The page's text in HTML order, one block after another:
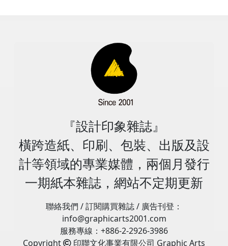
屆FINAT歐洲標籤論壇上，人們發現，幾十年來標籤的浪
費一直是標籤產業面臨之挑戰。每年，有數百萬噸標籤廢
棄物被送往垃圾掩埋場和焚化爐，CELAB等回收計劃可減
少標籤浪費。但對於我們的產業和地球來說，最好的解決
方案是最終完全消除內襯。特別是在食品領域，設計師和
國際健康和安全立法將要求標籤上留出空間。這將鼓勵在
透明容器基材上使用多層傳單標籤和透明薄膜標籤，使產
品具有「無標籤」外觀，並使標籤背面印刷成為可能。標
籤印刷體現數位科技在日常生活中的重要角色。 2024年5
月28日至6月7日，drupa展會的參展商將在杜塞道夫展館
聚集，展示用於標籤生產的新型印刷和印後系統，參觀者
動化和互連性，從節省成本的話題變成工業生存的必需
品，現今標籤印刷過程的自動化和數位化是必備要素 ●圖
5：針對酒瓶上的標籤，自黏標籤製造商正在研究和開發
直如此。數位印刷機的受歡迎程度排在後兩位，如表6所
示，分析市場領域時發現更高的多樣性，表明出色的產品
系列和市場條件變化共同決定最佳投資選擇。 供應商的資
本支出相對持平，淨差值僅為+4%。然而，所有市場都看
好2024年(+24%)，尤其是功能性市場。首選目標是建立銷
越依賴多元化來創造增長，但是隨著交易在新冠疫情後恢
復到更正常的模式，變化速度較慢。 社會經濟問題在所有
區域都比以往任何時候更加突出，經濟衰退的風險是首要
關注點(47%)，將新冠疫情的影響擠到了第二位(41%)。然
而，除了前兩個問題之外，在幾乎所有地區都存在重大差
異。例如，南美洲暨中美洲印刷商擔心政治不穩定
關注環境問題(33%)，亞洲印刷商擔心貿易戰(23%)，北美
印刷商擔心生活水準(32%)。而部分印刷商(43%)認為市場
力量更重要，而還有部分印刷商(46%)認為社會經濟力量
體的解決方案。 drupa 2024將成為行業專業人士不容錯
過的盛會，關於Heidelberg更多展覽消息可至專屬網頁。
https://drupa.heidelberg.com/en?
期間：2024年5月28日星期二～2024年6月7日星期五（共
11天） 營業時間：10:00至18:00（週六、週日10:00至
https://www.heidelberg.com/tw/zh/index.jsp
複雜的細節。該公司對高端裝飾的潛力感到興奮。 談到
TX500，Van Gaever 指出：「我們最初為紙質軟包裝市場
開發這項技術，因為對無塑膠包裝的需求不斷增長。」
「但我們很快意識到它還具有其他功能，這就是為什麼我
們已經在紙杯印刷、食品相關的耐用標籤以及壁紙印刷中
成功實施了這項技術，因此它是一種非常有用的技術。 ，
非常有前途的技術。」 Xeikon的 LX3000 五色標籤印刷機
將在「Lion」區展示。它是Xeikon最快的乾碳粉印刷機，
運行速度為 42m/min，並使用賽康的新型 Eco 碳粉。
Van Gaever 表示：「它是可持續的，由超過60% 的回收
PET 組成，不含PPA、PFAS 和氟，獲得食品認證，可脫
墨，甚至100% 純素食——這確實將乾碳粉的開發推向了
極限。」 Idera，用於印後瓦楞紙市場的單通道水性噴墨
平台，也將透過資訊牆進行展示。 該公司擁有兩處 Idera
設施：一處位於賓夕法尼亞州的開發合作夥伴 Tristate
Container Corporation，另一處位於德國科隆附近的
Packaging.digital，「就在我們發言時，該設施正在加緊
但演示與製造機器之間的差異是始終如一、可靠、全天候
24/7 提供優質色彩…您必須在跑步之前先走。我們從
6,500 開始。現在我們的股價為 11,200，未來我們還會更
高，」而當你將數據速率、鏈速度等極限推向極限時，每
一步都需要相當長的時間才能穩定下來。 目前公司擁有多
元化的客戶群，目前已安裝或正在安裝 55 台印刷機。我
們還有很多重複訂單——八位客戶購買了第二台或第三台
印刷機。 我們的典型客戶每天列印數百個作業，每月列印
數百萬個產品。這項技術使他們能夠發展業務……並賺
錢，而眾所周知，這並不容易。客戶正在透過我們的印刷
機賺錢。 他也指出了永續發展的好處。客戶正在完全擺脫
所有印刷版，並且實際上正在消除紙張浪費。 Landa
烈推薦，其中包括英國的 Bluetree Group，該集團已訂
購了第二台 S10P印刷機。營運主管 Chris Down 將第一
台印刷機描述為「非常可靠」。 對於新型號，CBO
Sharon Cohen 解釋道，平台上有所不同，主要與乾燥系
『設計印象雜誌』
橫跨造紙、印刷、包裝、出版及設
計等領域的專業媒體，兩個月發行
一期紙本雜誌，網站不定期更新
聯絡我們 / 訂閱購買雜誌 / 廣告刊登：
info@graphicarts2001.com
服務專線：+886-2-2926-3986
Copyright
印聯文化事業有限公司 Graphic Arts